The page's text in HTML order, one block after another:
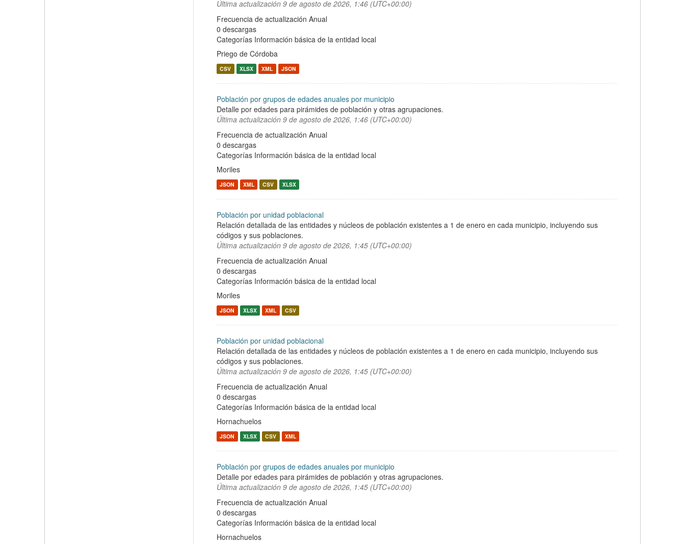
Última actualización 9 de agosto de 2026, 1:46 (UTC+00:00)
Frecuencia de actualización Anual
0 descargas
Categorías Información básica de la entidad local
Priego de Córdoba
CSV XLSX XML JSON
Población por grupos de edades anuales por municipio
Detalle por edades para pirámides de población y otras agrupaciones.
Última actualización 9 de agosto de 2026, 1:46 (UTC+00:00)
Frecuencia de actualización Anual
0 descargas
Categorías Información básica de la entidad local
Moriles
JSON XML CSV XLSX
Población por unidad poblacional
Relación detallada de las entidades y núcleos de población existentes a 1 de enero en cada municipio, incluyendo sus
códigos y sus poblaciones.
Última actualización 9 de agosto de 2026, 1:45 (UTC+00:00)
Frecuencia de actualización Anual
0 descargas
Categorías Información básica de la entidad local
Moriles
JSON XLSX XML CSV
Población por unidad poblacional
Relación detallada de las entidades y núcleos de población existentes a 1 de enero en cada municipio, incluyendo sus
códigos y sus poblaciones.
Última actualización 9 de agosto de 2026, 1:45 (UTC+00:00)
Frecuencia de actualización Anual
0 descargas
Categorías Información básica de la entidad local
Hornachuelos
JSON XLSX CSV XML
Población por grupos de edades anuales por municipio
Detalle por edades para pirámides de población y otras agrupaciones.
Última actualización 9 de agosto de 2026, 1:45 (UTC+00:00)
Frecuencia de actualización Anual
0 descargas
Categorías Información básica de la entidad local
Hornachuelos